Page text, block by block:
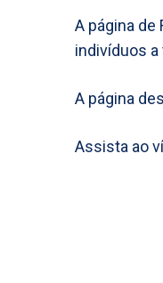
A página de
indivíduos
A página
Assista ao